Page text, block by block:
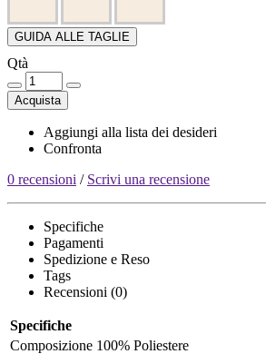
GUIDA ALLE TAGLIE
Qtà
Acquista
Aggiungi alla lista dei desideri
Confronta
0 recensioni / Scrivi una recensione
Specifiche
Pagamenti
Spedizione e Reso
Tags
Recensioni (0)
Specifiche
Composizione 100% Poliestere